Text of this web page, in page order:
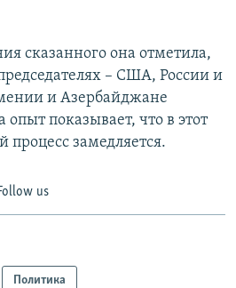
сказанного она отметила,
– США, России и
и Азербайджане
показывает, что в этот
процесс замедляется.
us
Политика